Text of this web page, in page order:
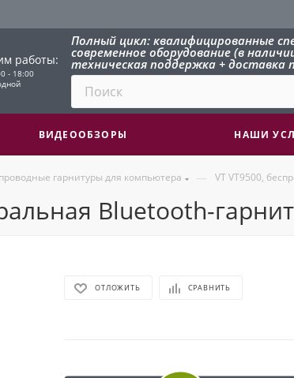
работы:
- 18:00
Полный цикл: квалифицированные
современное оборудование (в
техническая поддержка + доставка
ВИДЕООБЗОРЫ НАШИ
гарнитуры для компьютера — VT VT9500,
Bluetooth-
ОТЛОЖИТЬ СРАВНИТЬ